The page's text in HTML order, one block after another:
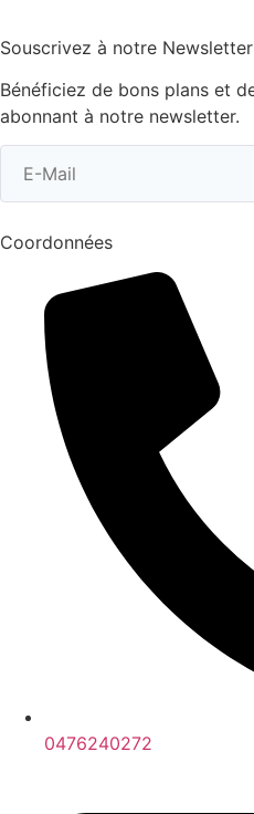
Souscrivez à notre Newsletter
Bénéficiez de bons plans et
abonnant à notre newsletter.
Coordonnées
0476240272